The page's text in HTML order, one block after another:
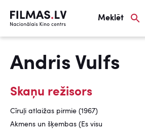
Meklēt
Andris Vulfs
Skaņu režisors
Cīruļi atlaižas pirmie (1967)
Akmens un šķembas (Es visu